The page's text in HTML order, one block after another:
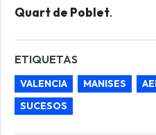
Quart de Poblet.
ETIQUETAS
VALENCIA MANISES
SUCESOS